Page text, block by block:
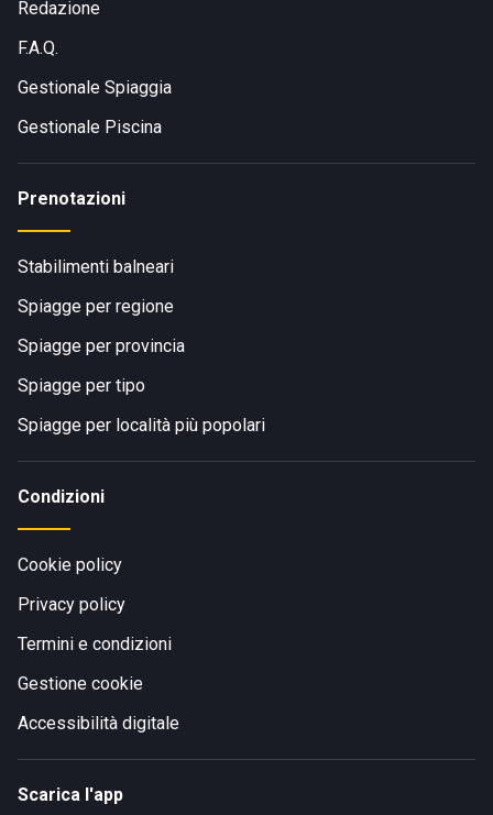
Redazione
F.A.Q.
Gestionale Spiaggia
Gestionale Piscina
Prenotazioni
Stabilimenti balneari
Spiagge per regione
Spiagge per provincia
Spiagge per tipo
Spiagge per località più popolari
Condizioni
Cookie policy
Privacy policy
Termini e condizioni
Gestione cookie
Accessibilità digitale
Scarica l'app